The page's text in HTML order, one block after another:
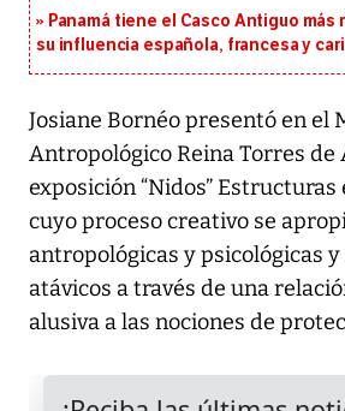
Panamá tiene el Casco Antiguo más
su influencia española, francesa y
Josiane Bornéo presentó en el
Antropológico Reina Torres de
exposición “Nidos”
cuyo proceso creativo se
antropológicas y psicológicas
atávicos a través de una
alusiva a las nociones de